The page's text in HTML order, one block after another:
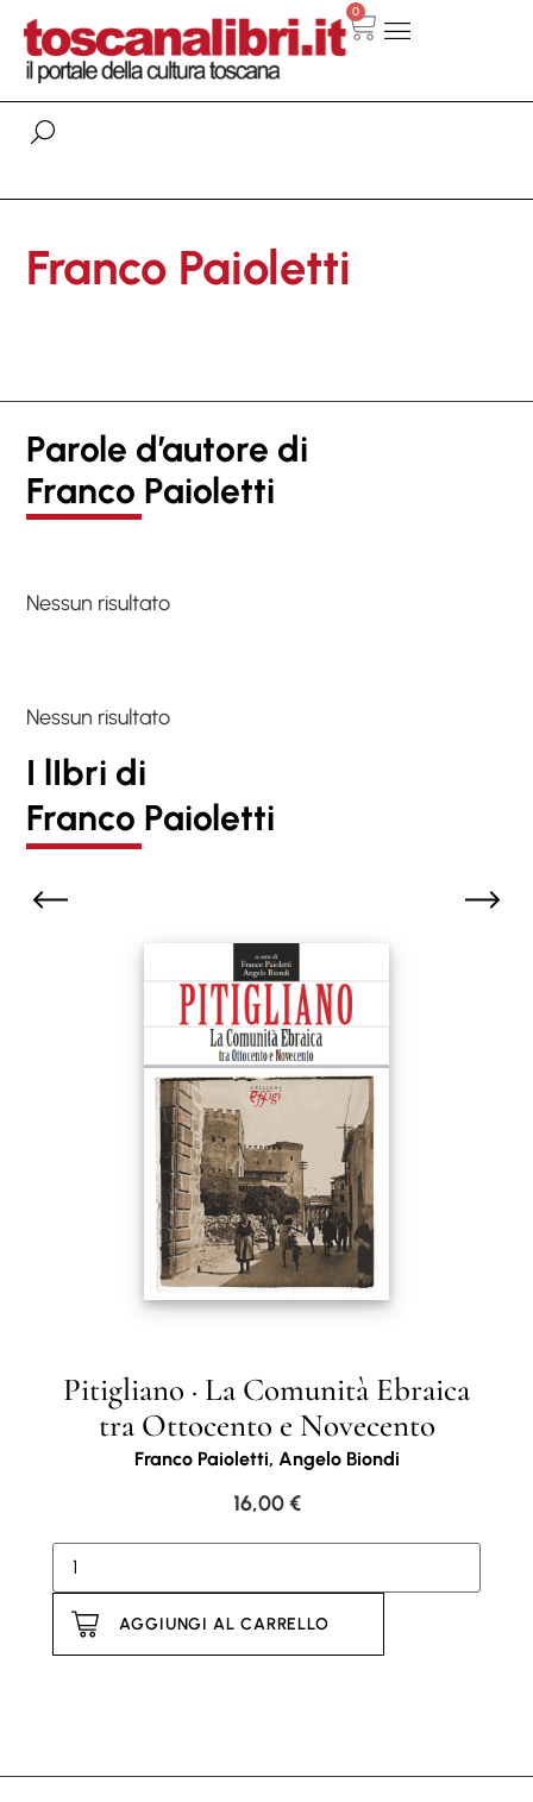
0
Franco Paioletti
Parole d’autore di
Franco Paioletti
Nessun risultato
Nessun risultato
I lIbri di
Franco Paioletti
Pitigliano · La Comunità Ebraica
tra Ottocento e Novecento
Franco Paioletti, Angelo Biondi
16,00€
AGGIUNGI AL CARRELLO